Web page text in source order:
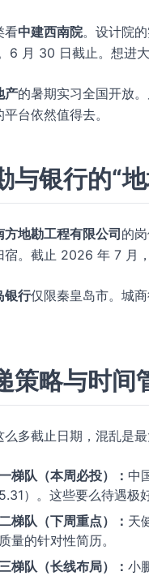
看中建西南院。设计院
6 月 30 日截止。想进
产的暑期实习全国开放
台依然值得去。
与银行的“
方地勘工程有限公司 的
宿。截止 2026 年 7 月
银行仅限秦皇岛市。城
策略与时间
么多截止日期，混乱是
梯队（本周必投）： 中
5.31）。这些要么待遇极
梯队（下周重点）： 天
量的针对性简历。
梯队（长线布局）： 小